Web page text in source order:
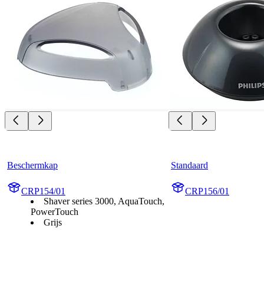
Beschermkap
CRP154/01
Shaver series 3000, AquaTouch,
PowerTouch
Grijs
Standaard
CRP156/01